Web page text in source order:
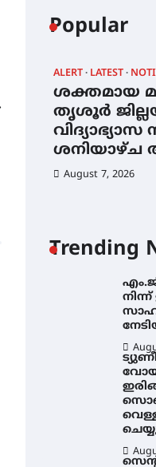
Popular
ALERT LATEST
ശക്തമായ
തൃശൂർ
ശനിയാഴ്ച
August 7, 2026
Trending